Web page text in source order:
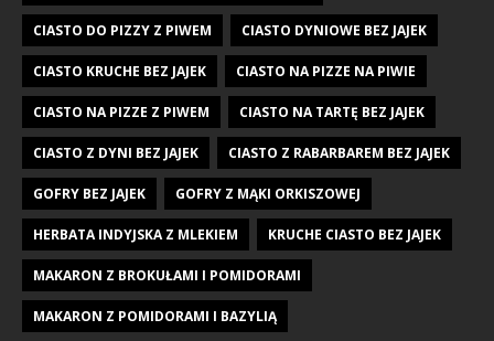
CIASTO DO PIZZY Z PIWEM CIASTO DYNIOWE BEZ JAJEK
CIASTO KRUCHE BEZ JAJEK CIASTO NA PIZZE NA PIWIE
CIASTO NA PIZZE Z PIWEM CIASTO NA TARTĘ BEZ JAJEK
CIASTO Z DYNI BEZ JAJEK CIASTO Z RABARBAREM BEZ JAJEK
GOFRY BEZ JAJEK GOFRY Z MĄKI ORKISZOWEJ
HERBATA INDYJSKA Z MLEKIEM KRUCHE CIASTO BEZ JAJEK
MAKARON Z BROKUŁAMI I POMIDORAMI
MAKARON Z POMIDORAMI I BAZYLIĄ